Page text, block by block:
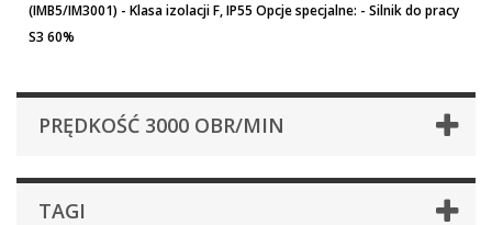
(IMB5/IM3001) - Klasa izolacji F, IP55 Opcje specjalne: - Silnik do pracy
S3 60%
PRĘDKOŚĆ 3000 OBR/MIN
TAGI